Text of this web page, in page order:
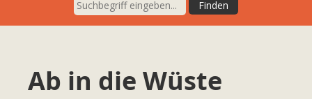
Ab in die Wüste